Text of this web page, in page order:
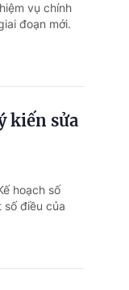
vụ chính
đoạn mới.
kiến sửa
hoạch số
điều của